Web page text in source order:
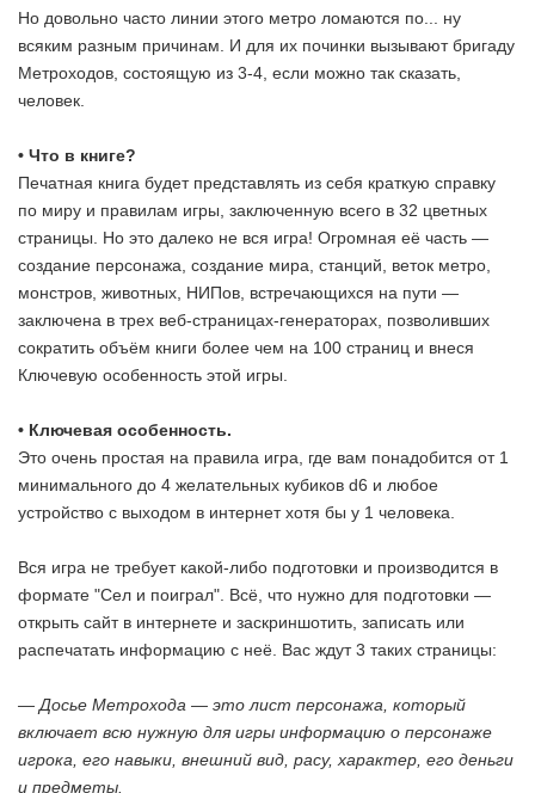
Но довольно часто линии этого метро ломаются по... ну
всяким разным причинам. И для их починки вызывают бригаду
Метроходов, состоящую из 3-4, если можно так сказать,
человек.
• Что в книге?
Печатная книга будет представлять из себя краткую справку
по миру и правилам игры, заключенную всего в 32 цветных
страницы. Но это далеко не вся игра! Огромная её часть —
создание персонажа, создание мира, станций, веток метро,
монстров, животных, НИПов, встречающихся на пути —
заключена в трех веб-страницах-генераторах, позволивших
сократить объём книги более чем на 100 страниц и внеся
Ключевую особенность этой игры.
• Ключевая особенность.
Это очень простая на правила игра, где вам понадобится от 1
минимального до 4 желательных кубиков d6 и любое
устройство с выходом в интернет хотя бы у 1 человека.
Вся игра не требует какой-либо подготовки и производится в
формате "Сел и поиграл". Всё, что нужно для подготовки —
открыть сайт в интернете и заскриншотить, записать или
распечатать информацию с неё. Вас ждут 3 таких страницы:
— Досье Метрохода — это лист персонажа, который
включает всю нужную для игры информацию о персонаже
игрока, его навыки, внешний вид, расу, характер, его деньги
и предметы.